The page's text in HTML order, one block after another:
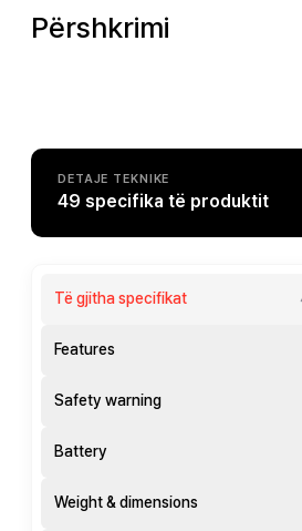
Përshkrimi
DETAJE TEKNIKE
49 specifika të produktit
Të gjitha specifikat
Features
Safety warning
Battery
Weight & dimensions